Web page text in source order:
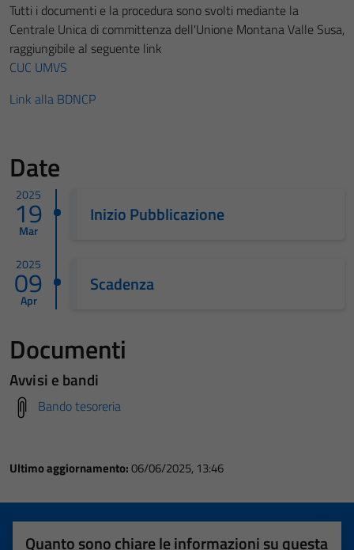
Tutti i documenti e la procedura sono svolti mediante la
Centrale Unica di committenza dell'Unione Montana Valle Susa,
raggiungibile al seguente link
CUC UMVS
Link alla BDNCP
Date
2025
19
Mar
Inizio Pubblicazione
2025
09
Apr
Scadenza
Documenti
Avvisi e bandi
Bando tesoreria
Ultimo aggiornamento:06/06/2025, 13:46
Quanto sono chiare le informazioni su questa